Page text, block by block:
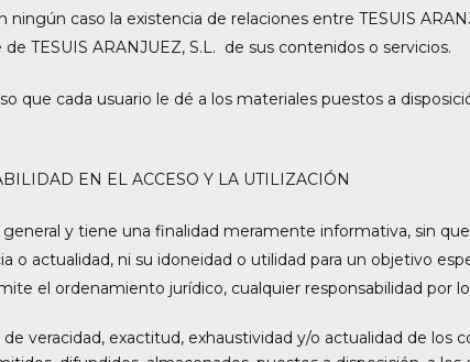
caso la existencia de relaciones entre TESUIS
TESUIS ARANJUEZ, S.L. de sus contenidos o servicios.
que cada usuario le dé a los materiales puestos a
EN EL ACCESO Y LA UTILIZACIÓN
y tiene una finalidad meramente informativa, sin
o actualidad, ni su idoneidad o utilidad para un objetivo
el ordenamiento jurídico, cualquier responsabilidad por
veracidad, exactitud, exhaustividad y/o actualidad de los